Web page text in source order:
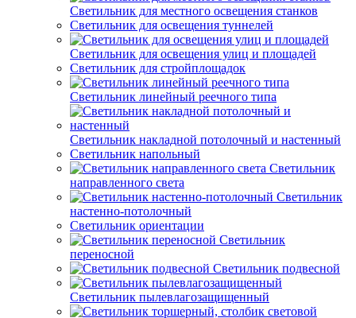
Светильник для местного освещения станков
Светильник для освещения туннелей
Светильник для освещения улиц и площадей
Светильник для стройплощадок
Светильник линейный реечного типа
Светильник накладной потолочный и настенный
Светильник напольный
Светильник
направленного света
Светильник
настенно-потолочный
Светильник ориентации
Светильник
переносной
Светильник подвесной
Светильник пылевлагозащищенный